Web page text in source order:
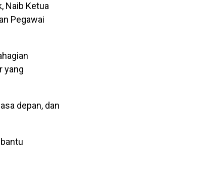
Naib Ketua
Pegawai
yang
depan, dan